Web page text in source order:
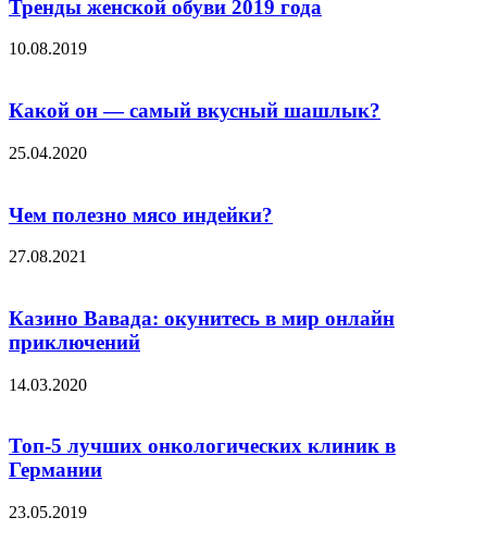
Тренды женской обуви 2019 года
10.08.2019
Какой он — самый вкусный шашлык?
25.04.2020
Чем полезно мясо индейки?
27.08.2021
Казино Вавада: окунитесь в мир онлайн
приключений
14.03.2020
Топ-5 лучших онкологических клиник в
Германии
23.05.2019